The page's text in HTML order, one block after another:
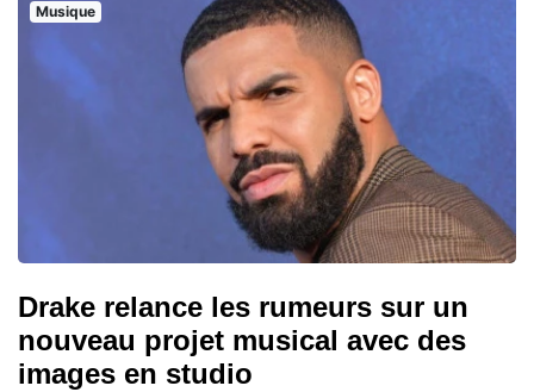
Musique
Drake relance les rumeurs sur un
nouveau projet musical avec des
images en studio